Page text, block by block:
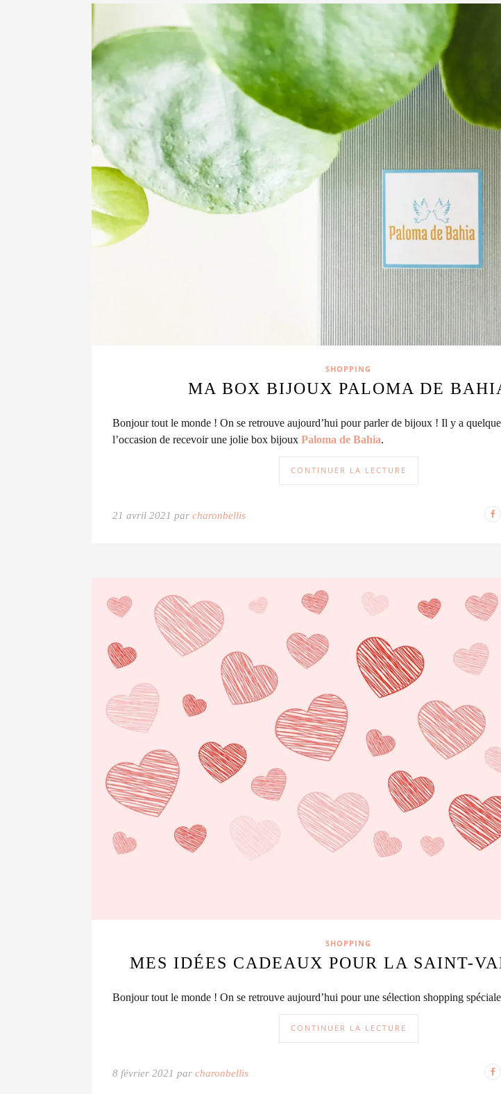
SHOPPING
MA BOX BIJOUX PALOMA DE
Bonjour tout le monde ! On se retrouve aujourd’hui pour parler de bijoux ! Il y a
l’occasion de recevoir une jolie box bijoux Paloma de Bahia.
CONTINUER LA LECTURE
21 avril 2021 par charonbellis
SHOPPING
MES IDÉES CADEAUX POUR LA SAINT-
Bonjour tout le monde ! On se retrouve aujourd’hui pour une sélection shopping
CONTINUER LA LECTURE
8 février 2021 par charonbellis